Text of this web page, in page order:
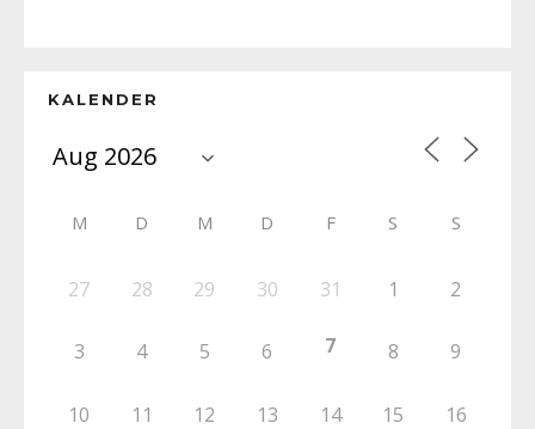
KALENDER
M D M D F S S
27 28 29 30 31 1 2
3 4 5 6 7 8 9
10 11 12 13 14 15 16